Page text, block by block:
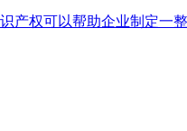
产权可以帮助企业制定一